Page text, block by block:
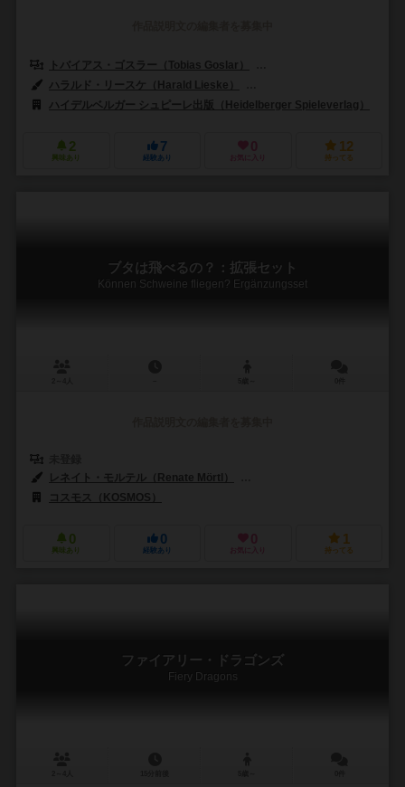
トバイアス・ゴスラー（Tobias Goslar）
ハラルド・リースケ（Harald Lieske）
ハイデルベルガー シュピーレ出版（Heidelberger Spieleverlag）
2
興味あり
7
経験あり
0
お気に入り
12
持ってる
ブタは飛べるの？：拡張セット
Können Schweine fliegen? Ergänzungsset
レネイト・モルテル（Renate Mörtl）
コスモス（KOSMOS）
0
興味あり
0
経験あり
0
お気に入り
1
持ってる
ファイアリー・ドラゴンズ
Fiery Dragons